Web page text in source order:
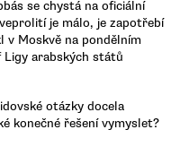
se chystá na oficiální
je málo, je zapotřebí
v Moskvě na pondělním
Ligy arabských států
otázky docela
konečné řešení vymyslet?